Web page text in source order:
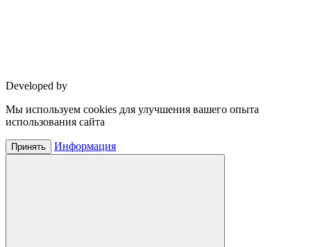
Developed by
Мы используем cookies для улучшения вашего опыта
использования сайта
Принять Информация